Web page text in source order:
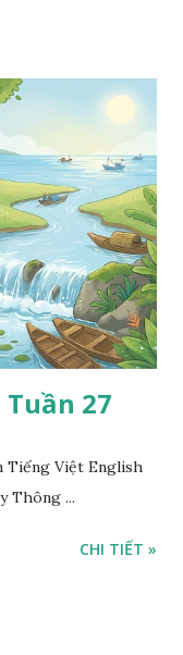
Tuần 27
Tiếng Việt English
Thông ...
CHI TIẾT »